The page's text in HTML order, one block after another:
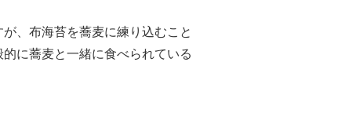
、布海苔を蕎麦に練り込むこと
に蕎麦と一緒に食べられている